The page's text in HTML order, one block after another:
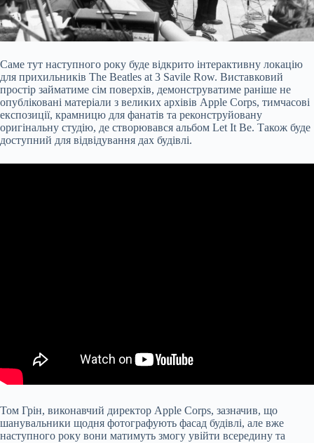
Саме тут наступного року буде відкрито інтерактивну локацію
для прихильників The Beatles at 3 Savile Row. Виставковий
простір займатиме сім поверхів, демонструватиме раніше не
опубліковані матеріали з великих архівів Apple Corps, тимчасові
експозиції, крамницю для фанатів та реконструйовану
оригінальну студію, де створювався альбом Let It Be. Також буде
доступний для відвідування дах будівлі.
Том Грін, виконавчий директор Apple Corps, зазначив, що
шанувальники щодня фотографують фасад будівлі, але вже
наступного року вони матимуть змогу увійти всередину та